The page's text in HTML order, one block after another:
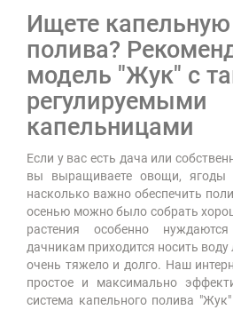
Ищете
полива?
модель "Жук" с
регулируемыми
капельницами
Если у вас есть дача или
вы выращиваете овощи, ягоды
насколько важно обеспечить
осенью можно было собрать
растения особенно
дачникам приходится носить
очень тяжело и долго. Наш
простое и максимально
система капельного полива